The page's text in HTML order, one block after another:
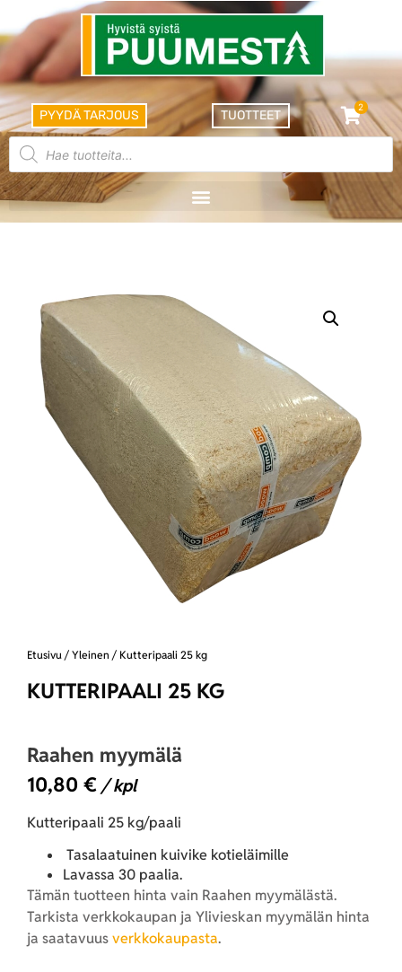
PYYDÄ TARJOUS TUOTTEET
2
Etusivu / Yleinen / Kutteripaali 25 kg
KUTTERIPAALI 25 KG
Raahen myymälä
10,80 € / kpl
Kutteripaali 25 kg/paali
Tasalaatuinen kuivike kotieläimille
Lavassa 30 paalia.
Tämän tuotteen hinta vain Raahen myymälästä.
Tarkista verkkokaupan ja Ylivieskan myymälän hinta
ja saatavuusverkkokaupasta.